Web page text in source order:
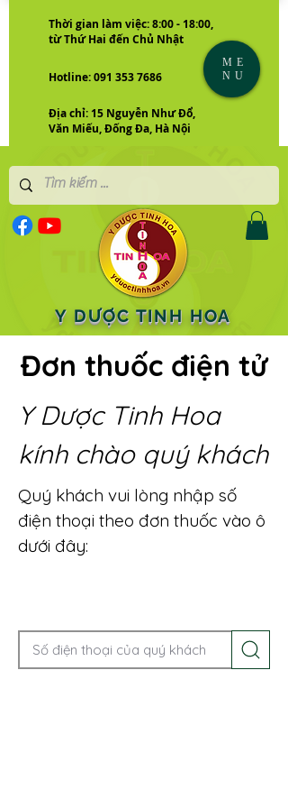
Thời gian làm việc: 8:00 - 18:00,
từ Thứ Hai đến Chủ Nhật
Hotline: 091 353 7686
Địa chỉ: 15 Nguyễn Như Đổ,
Văn Miếu, Đống Đa, Hà Nội
Y DƯỢC TINH HOA
ME
NU
Đơn thuốc điện tử
Y Dược Tinh Hoa
kính chào quý khách
Quý khách vui lòng nhập số
điện thoại theo đơn thuốc vào ô
dưới đây: